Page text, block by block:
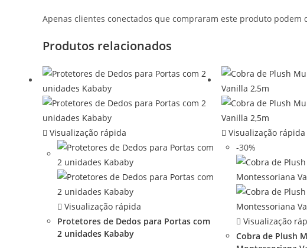
Apenas clientes conectados que compraram este produto podem
Produtos relacionados
Visualização rápida
Visualização rápida
Protetores de Dedos para Portas com
2 unidades Kababy
Visualização rápida
-30%
Visualização
Cobra de Plush